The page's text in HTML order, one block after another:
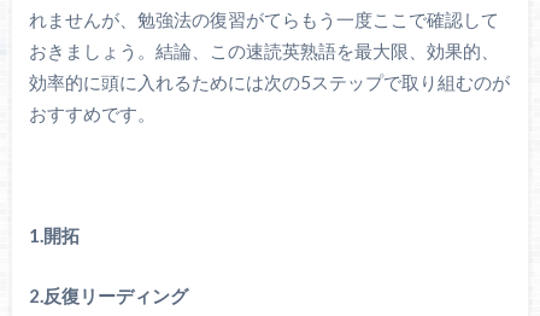
れませんが、勉強法の復習がてらもう一度ここで確認して
おきましょう。結論、この速読英熟語を最大限、効果的、
効率的に頭に入れるためには次の5ステップで取り組むのが
おすすめです。
1.開拓
2.反復リーディング